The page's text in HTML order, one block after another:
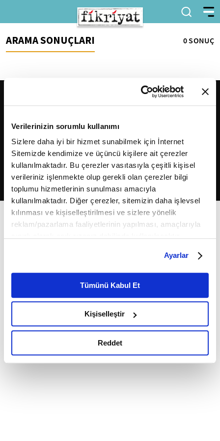
Verilerinizin sorumlu kullanımı
Sizlere daha iyi bir hizmet sunabilmek için İnternet
Sitemizde kendimize ve üçüncü kişilere ait çerezler
kullanılmaktadır. Bu çerezler vasıtasıyla çeşitli kişisel
verileriniz işlenmekte olup gerekli olan çerezler bilgi
toplumu hizmetlerinin sunulması amacıyla
kullanılmaktadır. Diğer çerezler, sitemizin daha işlevsel
kılınması ve kişiselleştirilmesi ve sizlere yönelik
reklam/pazarlama faaliyetlerinin yapılması, amaçlarıyla
belirleyebilirsiniz. Çerezlere ilişkin detaylı bilgi için
Ayarlar butonuna tıklayabilir,Çerez Bilgilendirme
Metnimizi ziyaret edebilirsiniz.
6698 sayılı Kişisel Verilerin Korunması Kanunu uyarınca
okumak ve sitemizi ziyaretiniz kapsamında
gerçekleştirilen veri işleme faaliyetleri ile ilgili daha
detaylı bilgi almak için lütfentıklayınız.
Ayarlar
Tümünü Kabul Et
Kişiselleştir
Reddet
ARAMA SONUÇLARI 0 SONUÇ
2026Fikriyat. Tüm hakları saklıdır.